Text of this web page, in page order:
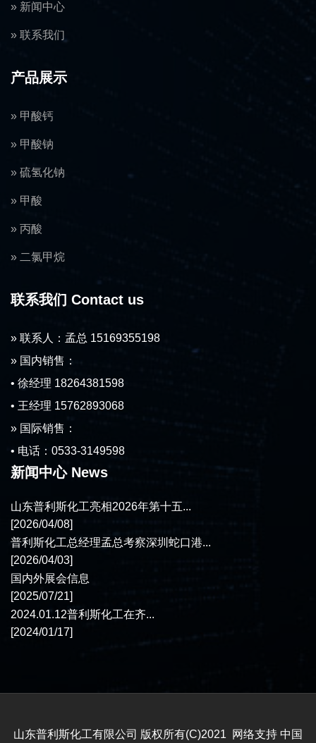
» 新闻中心
» 联系我们
产品展示
» 甲酸钙
» 甲酸钠
» 硫氢化钠
» 甲酸
» 丙酸
» 二氯甲烷
联系我们 Contact us
» 联系人：孟总 15169355198
» 国内销售：
• 徐经理 18264381598
• 王经理 15762893068
» 国际销售：
• 电话：0533-3149598
新闻中心 News
山东普利斯化工亮相2026年第十五...
[2026/04/08]
普利斯化工总经理孟总考察深圳蛇口港...
[2026/04/03]
国内外展会信息
[2025/07/21]
2024.01.12普利斯化工在齐...
[2024/01/17]
山东普利斯化工有限公司 版权所有(C)2021 网络支持 中国